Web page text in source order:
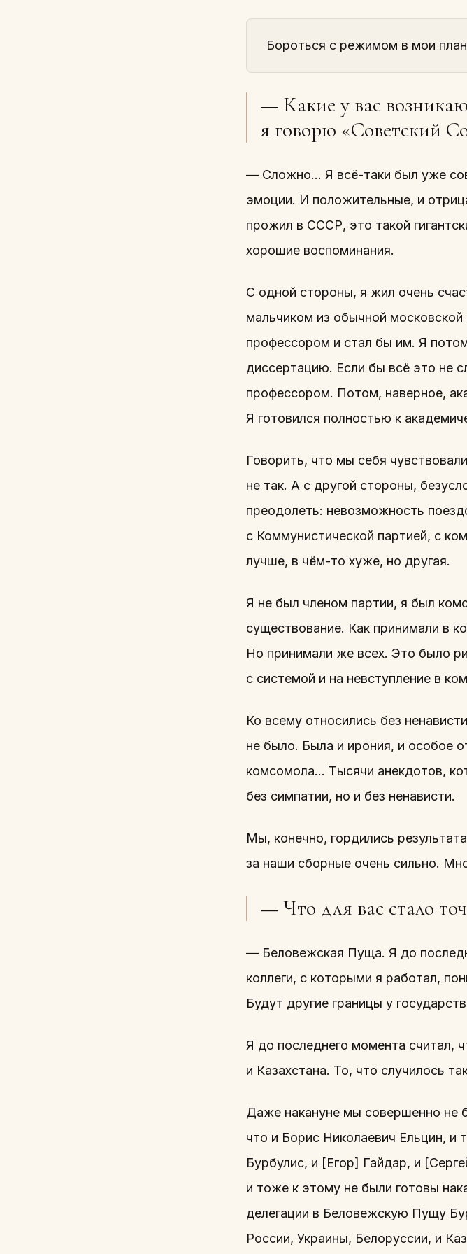
Бороться с режимом в мои
— Какие у вас
я говорю «Советский
— Сложно… Я всё-таки был уже
эмоции. И положительные, и
прожил в СССР, это такой
хорошие воспоминания.
С одной стороны, я жил очень
мальчиком из обычной
профессором и стал бы им. Я
диссертацию. Если бы всё это не
профессором. Потом, наверное,
Я готовился полностью к
Говорить, что мы себя
не так. А с другой стороны,
преодолеть: невозможность
с Коммунистической партией, с
лучше, в чём-то хуже, но другая.
Я не был членом партии, я был
существование. Как принимали в
Но принимали же всех. Это было
с системой и на невступление в
Ко всему относились без
не было. Была и ирония, и особое
комсомола… Тысячи анекдотов,
без симпатии, но и без ненависти.
Мы, конечно, гордились
за наши сборные очень сильно.
— Что для вас стало
— Беловежская Пуща. Я до
коллеги, с которыми я работал,
Будут другие границы у
Я до последнего момента считал,
и Казахстана. То, что случилось
Даже накануне мы совершенно не
что и Борис Николаевич Ельцин, и
Бурбулис, и [Егор] Гайдар, и
и тоже к этому не были готовы
делегации в Беловежскую Пущу
России, Украины, Белоруссии, и